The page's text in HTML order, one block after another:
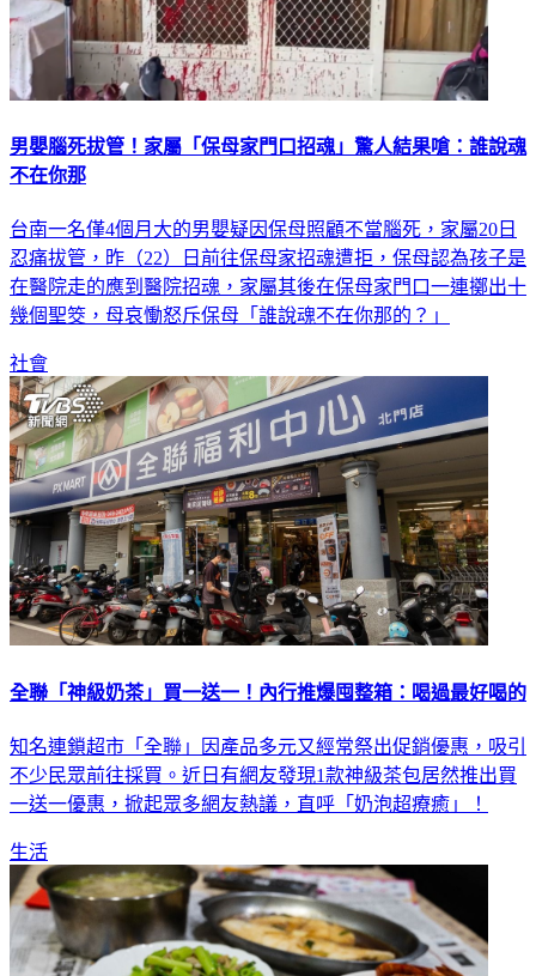
男嬰腦死拔管！家屬「保母家門口招魂」驚人結果嗆：誰說魂
不在你那
台南一名僅4個月大的男嬰疑因保母照顧不當腦死，家屬20日
忍痛拔管，昨（22）日前往保母家招魂遭拒，保母認為孩子是
在醫院走的應到醫院招魂，家屬其後在保母家門口一連擲出十
幾個聖筊，母哀慟怒斥保母「誰說魂不在你那的？」
社會
全聯「神級奶茶」買一送一！內行推爆囤整箱：喝過最好喝的
知名連鎖超市「全聯」因產品多元又經常祭出促銷優惠，吸引
不少民眾前往採買。近日有網友發現1款神級茶包居然推出買
一送一優惠，掀起眾多網友熱議，直呼「奶泡超療癒」！
生活